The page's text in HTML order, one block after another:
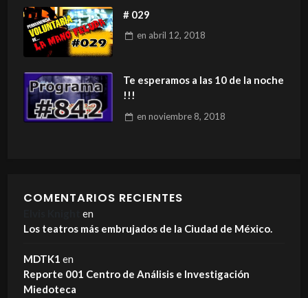
# 029
en abril 12, 2018
Te esperamos a las 10 de la noche
!!!
en noviembre 8, 2018
COMENTARIOS RECIENTES
en
Los teatros más embrujados de la Ciudad de México.
MDTK1 en
Reporte 001 Centro de Análisis e Investigación
Miedoteca